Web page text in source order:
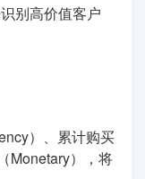
别高价值客户
）、累计购买
Monetary），将